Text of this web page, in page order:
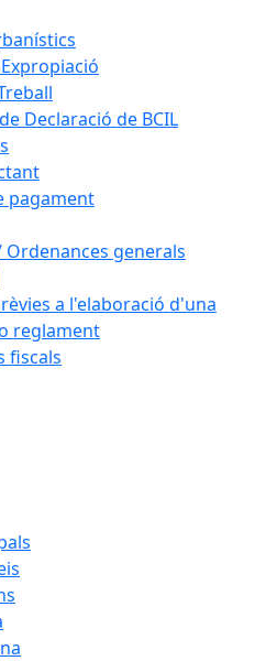
Declaració de BCIL
pagament
generals
a l'elaboració d'una
reglament
fiscals